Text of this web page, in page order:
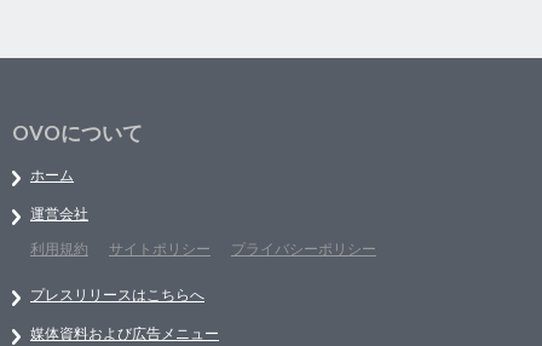
OVOについて
ホーム
運営会社
利用規約
サイトポリシー プライバシーポリシー
プレスリリースはこちらへ
媒体資料および広告メニュー